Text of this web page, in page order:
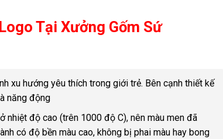
Tại Xưởng Gốm Sứ
xu hướng yêu thích trong giới trẻ. Bên cạnh thiết kế
năng động
nhiệt độ cao (trên 1000 độ C), nên màu men đã
có độ bền màu cao, không bị phai màu hay bong